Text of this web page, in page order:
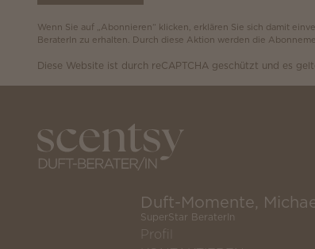
Wenn Sie auf „Abonnieren“ klicken, erklären Sie sich damit
BeraterIn zu erhalten. Durch diese Aktion werden die
Diese Website ist durch reCAPTCHA geschützt und es
Duft-Momente,
SuperStar BeraterIn
Profil